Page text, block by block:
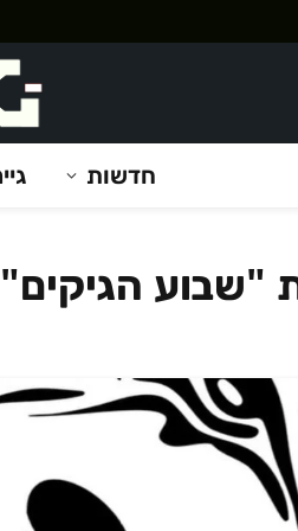
חדשות
"שבוע